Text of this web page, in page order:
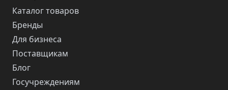
Каталог товаров
Бренды
Для бизнеса
Поставщикам
Блог
Госучреждениям